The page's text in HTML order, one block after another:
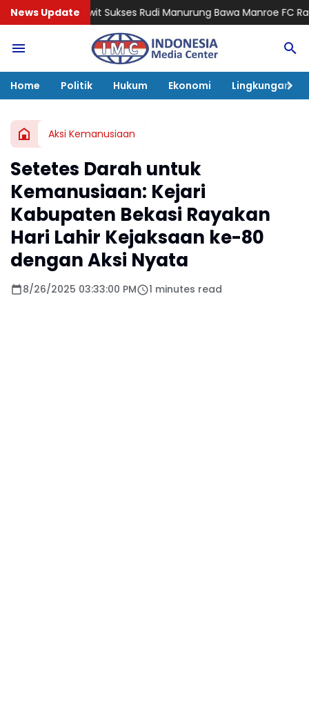
News Update
Rudi Manurung Bawa Manroe FC Raih Gelar Juara, Bidik
Home Politik Hukum Ekonomi Lingkungan
Aksi Kemanusiaan
Setetes Darah untuk
Kemanusiaan: Kejari
Kabupaten Bekasi Rayakan
Hari Lahir Kejaksaan ke-80
dengan Aksi Nyata
8/26/2025 03:33:00 PM 1 minutes read